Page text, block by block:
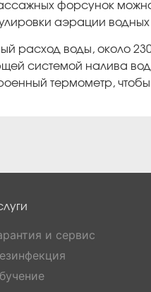
форсунок
аэрации водных
расход воды, около
системой налива
термометр,
и сервис